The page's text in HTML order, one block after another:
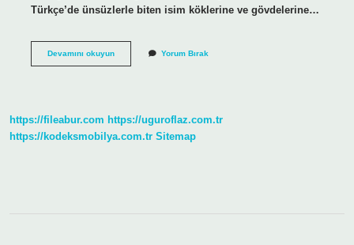
Türkçe’de ünsüzlerle biten isim köklerine ve gövdelerine…
Devamını okuyunIlgi
Yorum Bırak
https://fileabur.com https://uguroflaz.com.tr
https://kodeksmobilya.com.tr Sitemap